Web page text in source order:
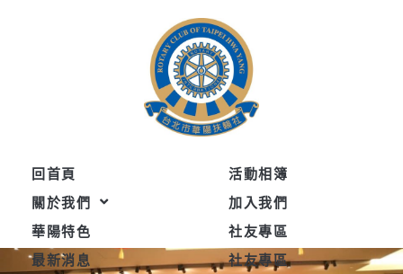
回首頁
關於我們
華陽特色
最新消息
活動相簿
加入我們
社友專區
社友專區